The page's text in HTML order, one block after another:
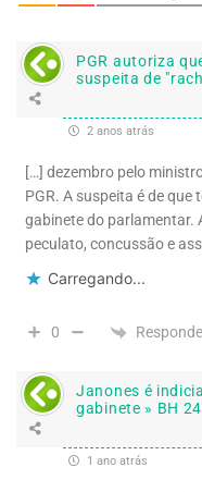
PGR autoriza
suspeita de
2 anos atrás
[…] dezembro pelo
PGR. A suspeita é de
gabinete do parlamentar.
peculato, concussão e
Carregando...
0
Janones é
gabinete » BH
1 ano atrás